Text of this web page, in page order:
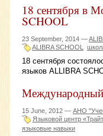
18 сентября в
SCHOOL
23 September, 2014 —
ALIBRA SCHOOL
18 сентября
языков ALLIBRA
Международный
15 June, 2012 — АНО
Языковой центр
языковые навыки